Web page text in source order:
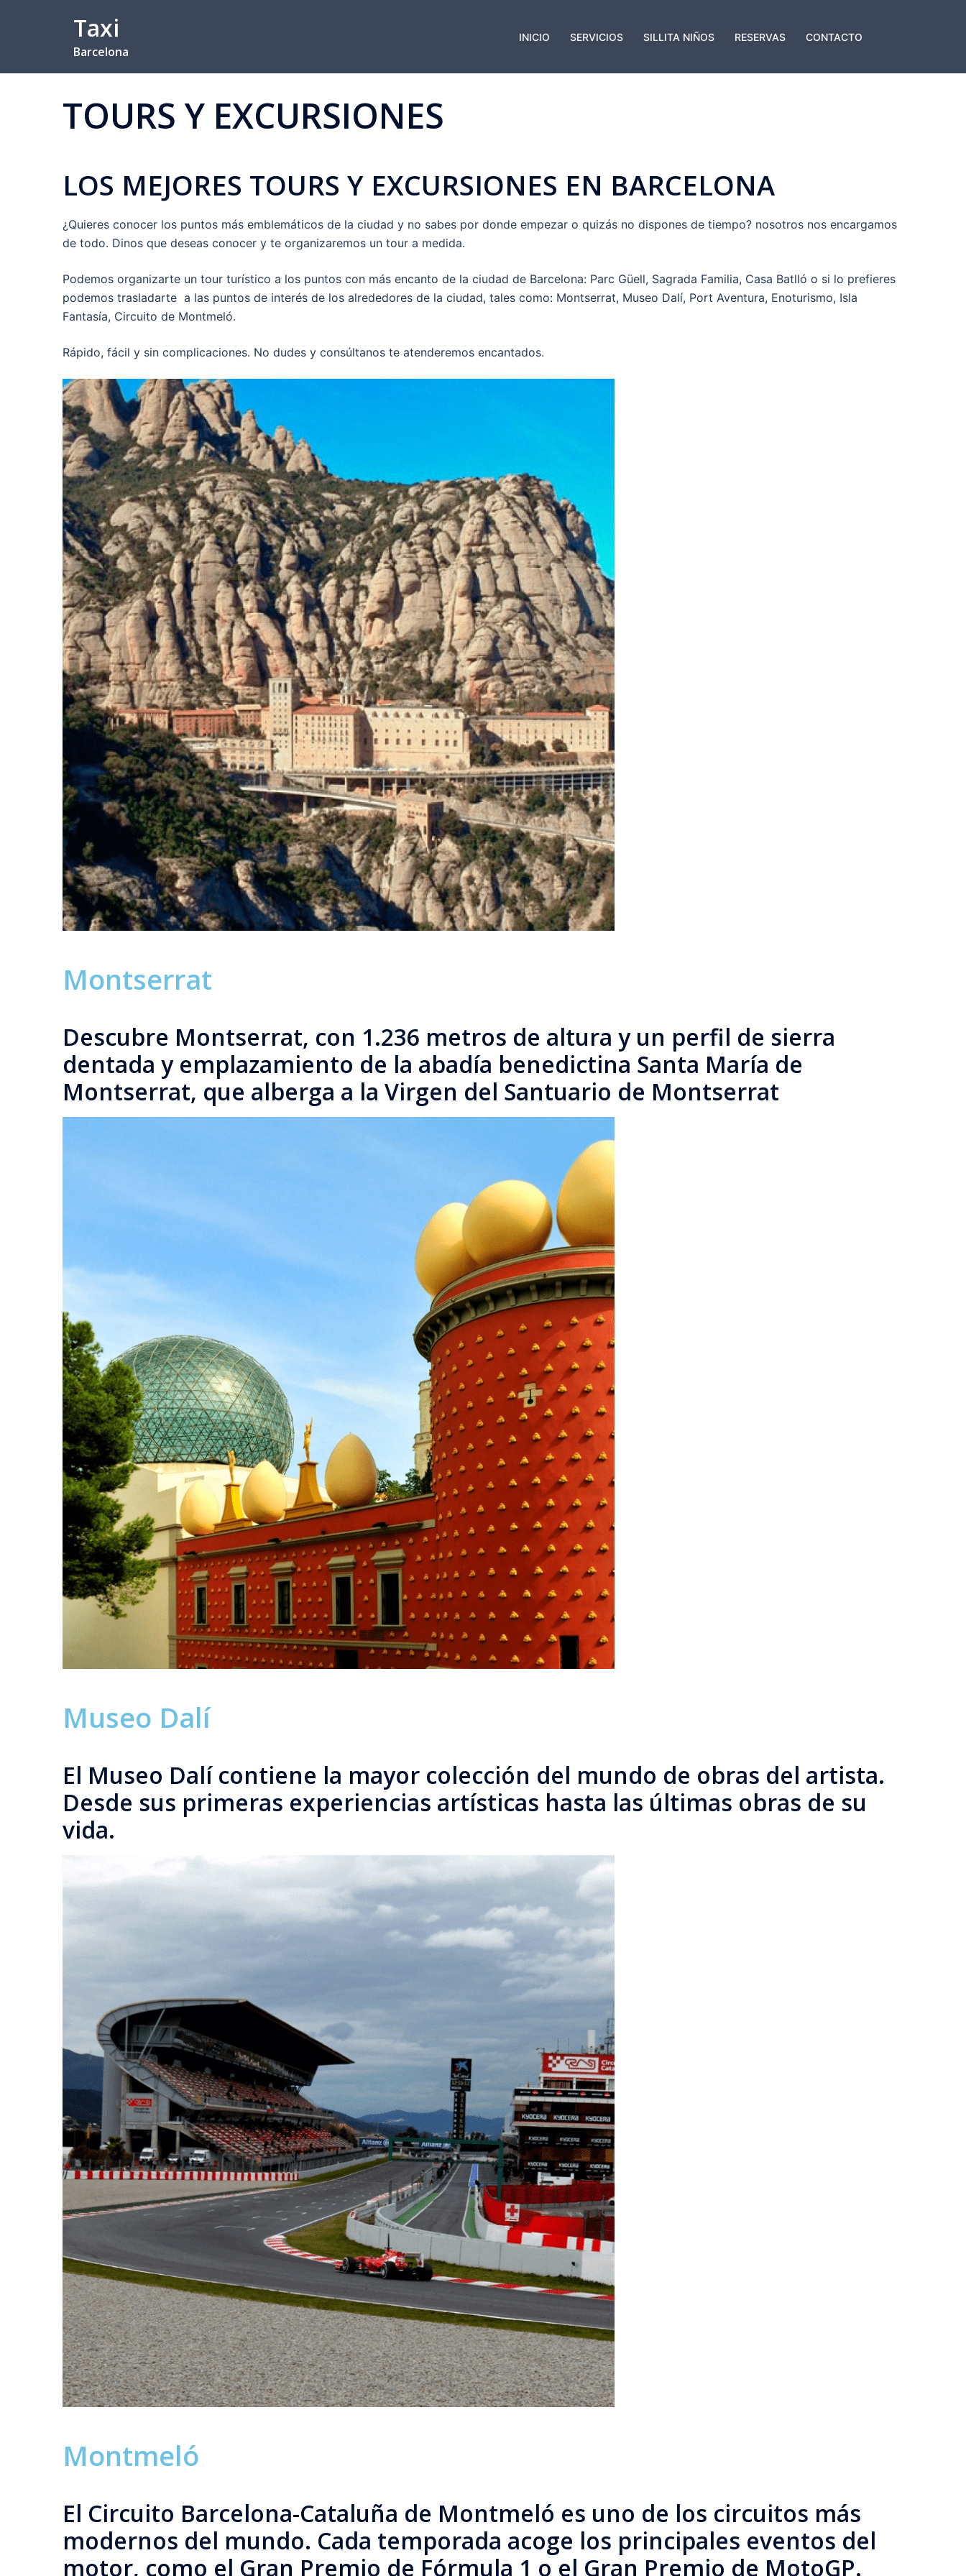
Taxi
Barcelona
INICIO SERVICIOS SILLITA NIÑOS RESERVAS CONTACTO
TOURS Y EXCURSIONES
LOS MEJORES TOURS Y EXCURSIONES EN BARCELONA
¿Quieres conocer los puntos más emblemáticos de la ciudad y no sabes por donde empezar o quizás no dispones de tiempo? nosotros nos encargamos
de todo. Dinos que deseas conocer y te organizaremos un tour a medida.
Podemos organizarte un tour turístico a los puntos con más encanto de la ciudad de Barcelona: Parc Güell, Sagrada Familia, Casa Batlló o si lo prefieres
podemos trasladarte a las puntos de interés de los alrededores de la ciudad, tales como: Montserrat, Museo Dalí, Port Aventura, Enoturismo, Isla
Fantasía, Circuito de Montmeló.
Rápido, fácil y sin complicaciones. No dudes y consúltanos te atenderemos encantados.
Montserrat
Descubre Montserrat, con 1.236 metros de altura y un perfil de sierra
dentada y emplazamiento de la abadía benedictina Santa María de
Montserrat, que alberga a la Virgen del Santuario de Montserrat
Museo Dalí
El Museo Dalí contiene la mayor colección del mundo de obras del artista.
Desde sus primeras experiencias artísticas hasta las últimas obras de su
vida.
Montmeló
El Circuito Barcelona-Cataluña de Montmeló es uno de los circuitos más
modernos del mundo. Cada temporada acoge los principales eventos del
motor, como el Gran Premio de Fórmula 1 o el Gran Premio de MotoGP.